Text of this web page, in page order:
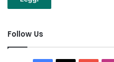
Follow Us